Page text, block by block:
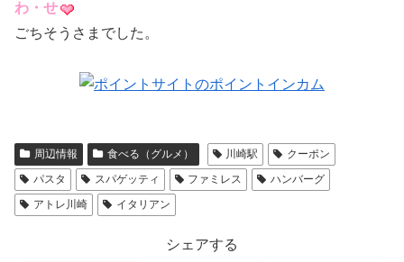
わ・せ
ごちそうさまでした。
周辺情報 食べる（グルメ） 川崎駅
クーポン
パスタ
スパゲッティ ファミレス
ハンバーグ
アトレ川崎
イタリアン
シェアする